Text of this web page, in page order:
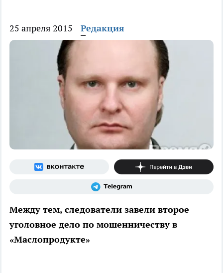
25 апреля 2015 Редакция
Между тем, следователи завели второе
уголовное дело по мошенничеству в
«Маслопродукте»